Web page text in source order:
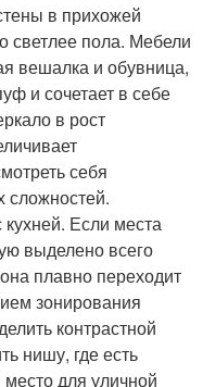
в прихожей
светлее пола. Мебели
вешалка и обувница,
и сочетает в себе
в рост
себя
сложностей.
Если места
выделено всего
плавно переходит
зонирования
контрастной
нишу, где есть
для уличной